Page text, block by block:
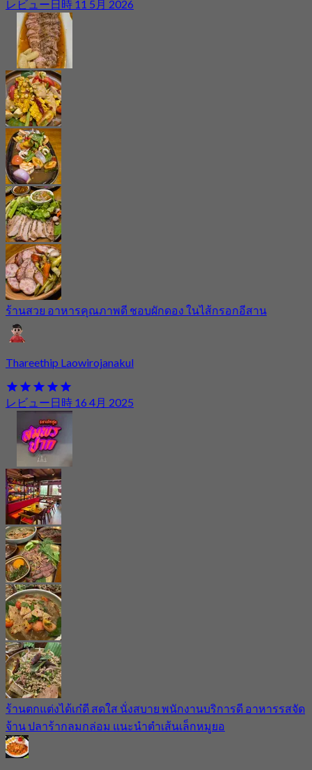
レビュー日時 11 5月 2026
ร้านสวย อาหารคุณภาพดี ชอบผักดอง ในไส้กรอกอีสาน
Thareethip Laowirojanakul
レビュー日時 16 4月 2025
ร้านตกแต่งได้เก๋ดี สดใส นั่งสบาย พนักงานบริการดี อาหารรสจัด
จ้าน ปลาร้ากลมกล่อม แนะนำตำเส้นเล็กหมูยอ